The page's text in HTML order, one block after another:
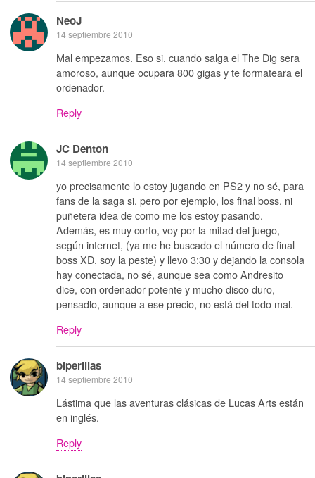
NeoJ
14 septiembre 2010
Mal empezamos. Eso si, cuando salga el The Dig sera
amoroso, aunque ocupara 800 gigas y te formateara el
ordenador.
Reply
JC Denton
14 septiembre 2010
yo precisamente lo estoy jugando en PS2 y no sé, para
fans de la saga si, pero por ejemplo, los final boss, ni
puñetera idea de como me los estoy pasando.
Además, es muy corto, voy por la mitad del juego,
según internet, (ya me he buscado el número de final
boss XD, soy la peste) y llevo 3:30 y dejando la consola
hay conectada, no sé, aunque sea como Andresito
dice, con ordenador potente y mucho disco duro,
pensadlo, aunque a ese precio, no está del todo mal.
Reply
biperillas
14 septiembre 2010
Lástima que las aventuras clásicas de Lucas Arts están
en inglés.
Reply